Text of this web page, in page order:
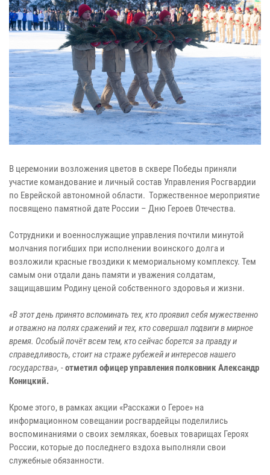
В церемонии возложения цветов в сквере Победы приняли
участие командование и личный состав Управления Росгвардии
по Еврейской автономной области. Торжественное мероприятие
посвящено памятной дате России – Дню Героев Отечества.
Сотрудники и военнослужащие управления почтили минутой
молчания погибших при исполнении воинского долга и
возложили красные гвоздики к мемориальному комплексу. Тем
самым они отдали дань памяти и уважения солдатам,
защищавшим Родину ценой собственного здоровья и жизни.
«В этот день принято вспоминать тех, кто проявил себя мужественно
и отважно на полях сражений и тех, кто совершал подвиги в мирное
время. Особый почёт всем тем, кто сейчас борется за правду и
справедливость, стоит на страже рубежей и интересов нашего
государства», -отметил офицер управления полковник Александр
Коницкий.
Кроме этого, в рамках акции «Расскажи о Герое» на
информационном совещании росгвардейцы поделились
воспоминаниями о своих земляках, боевых товарищах Героях
России, которые до последнего вздоха выполняли свои
служебные обязанности.